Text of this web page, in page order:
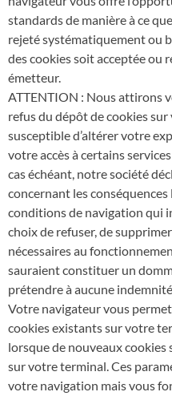
standards de manière à ce
rejeté systématiquement ou
des cookies soit acceptée ou
émetteur.
ATTENTION : Nous attirons
refus du dépôt de cookies
susceptible d’altérer votre
votre accès à certains
cas échéant, notre société
concernant les
conditions de navigation qui
choix de refuser, de
nécessaires au
sauraient constituer un
prétendre à aucune
Votre navigateur vous
cookies existants sur votre
lorsque de nouveaux cookies
sur votre terminal. Ces
votre navigation mais vous